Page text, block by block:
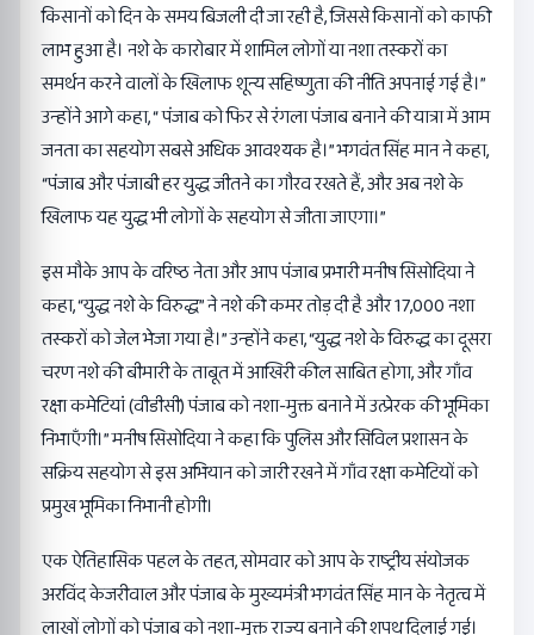
किसानों को दिन के समय बिजली दी जा रही है, जिससे किसानों को काफी
लाभ हुआ है। नशे के कारोबार में शामिल लोगों या नशा तस्करों का
समर्थन करने वालों के खिलाफ शून्य सहिष्णुता की नीति अपनाई गई है।”
उन्होंने आगे कहा, “ पंजाब को फिर से रंगला पंजाब बनाने की यात्रा में आम
जनता का सहयोग सबसे अधिक आवश्यक है।” भगवंत सिंह मान ने कहा,
“पंजाब और पंजाबी हर युद्ध जीतने का गौरव रखते हैं, और अब नशे के
खिलाफ यह युद्ध भी लोगों के सहयोग से जीता जाएगा।”
इस मौके आप के वरिष्ठ नेता और आप पंजाब प्रभारी मनीष सिसोदिया ने
कहा, “युद्ध नशे के विरुद्ध” ने नशे की कमर तोड़ दी है और 17,000 नशा
तस्करों को जेल भेजा गया है।” उन्होंने कहा, “युद्ध नशे के विरुद्ध का दूसरा
चरण नशे की बीमारी के ताबूत में आखिरी कील साबित होगा, और गाँव
रक्षा कमेटियां (वीडीसी) पंजाब को नशा-मुक्त बनाने में उत्प्रेरक की भूमिका
निभाएँगी।” मनीष सिसोदिया ने कहा कि पुलिस और सिविल प्रशासन के
सक्रिय सहयोग से इस अभियान को जारी रखने में गाँव रक्षा कमेटियों को
प्रमुख भूमिका निभानी होगी।
एक ऐतिहासिक पहल के तहत, सोमवार को आप के राष्ट्रीय संयोजक
अरविंद केजरीवाल और पंजाब के मुख्यमंत्री भगवंत सिंह मान के नेतृत्व में
लाखों लोगों को पंजाब को नशा-मुक्त राज्य बनाने की शपथ दिलाई गई।